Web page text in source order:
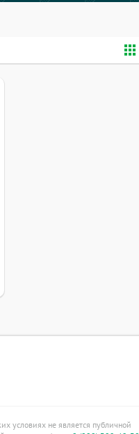
apps
условиях не является публичной